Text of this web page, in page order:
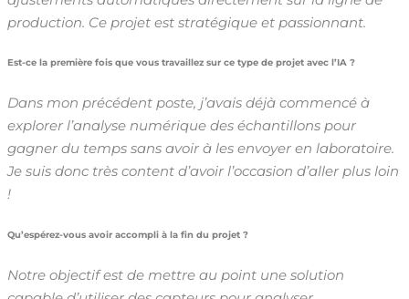
production. Ce projet est stratégique et passionnant.
Est-ce la première fois que vous travaillez sur ce type de projet avec l’IA ?
Dans mon précédent poste, j’avais déjà commencé à
explorer l’analyse numérique des échantillons pour
gagner du temps sans avoir à les envoyer en laboratoire.
Je suis donc très content d’avoir l’occasion d’aller plus loin
!
Qu’espérez-vous avoir accompli à la fin du projet ?
Notre objectif est de mettre au point une solution